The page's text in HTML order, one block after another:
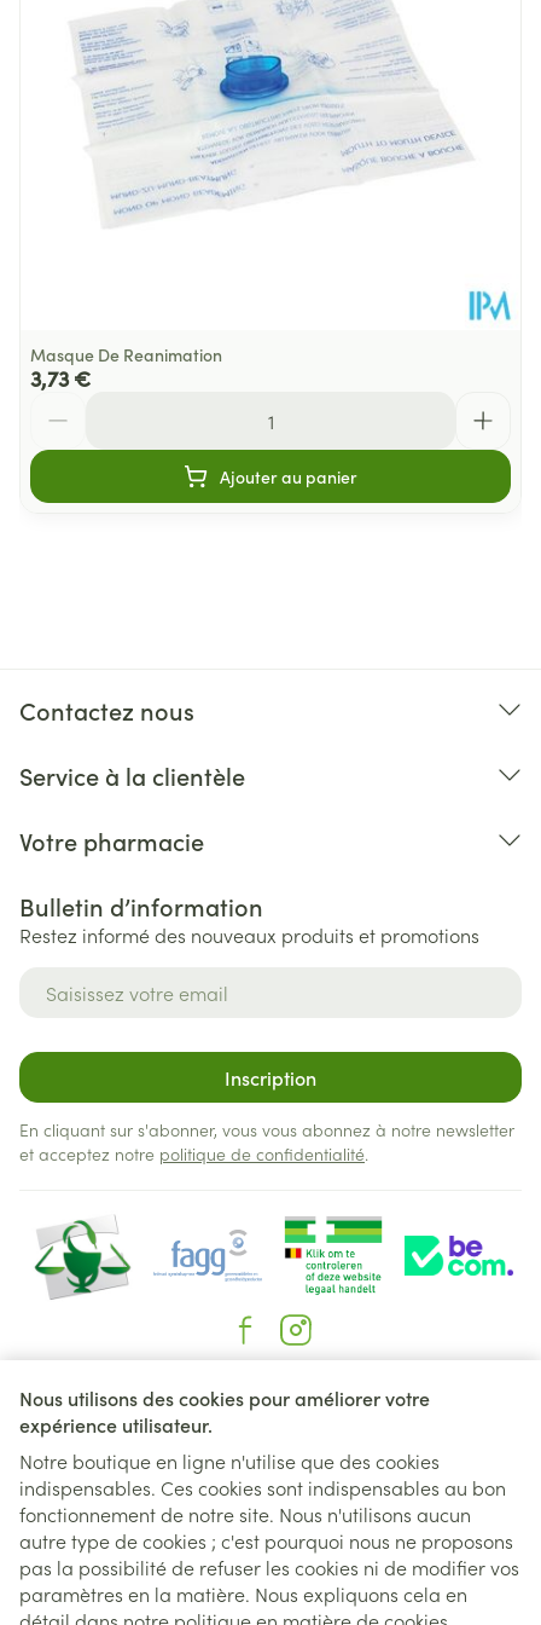
Nous utilisons des cookies pour améliorer votre
expérience utilisateur.
Notre boutique en ligne n'utilise que des cookies
indispensables. Ces cookies sont indispensables au bon
fonctionnement de notre site. Nous n'utilisons aucun
autre type de cookies ; c'est pourquoi nous ne proposons
pas la possibilité de refuser les cookies ni de modifier vos
paramètres en la matière. Nous expliquons cela en
Quantité Du
Paquet
1000
Préservation
Température ambiante (15°C -
25°C)
Masque De Reanimation
3,73 €
Ajouter au panier
Contactez nous
Service à la clientèle
Votre pharmacie
Bulletin d’information
Restez informé des nouveaux produits et promotions
Inscription
En cliquant sur s'abonner, vous vous abonnez à notre newsletter
et acceptez notre politique de confidentialité.
Liens légaux